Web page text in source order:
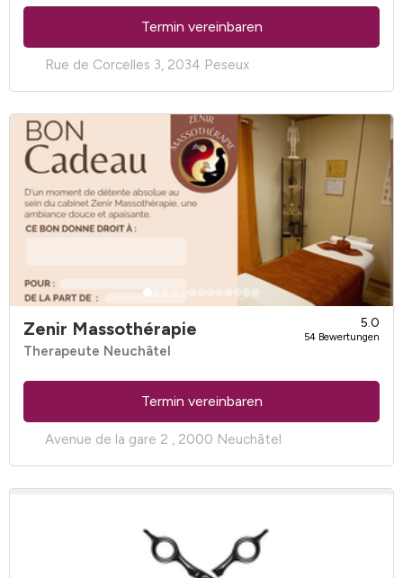
Rue de Corcelles 3, 2034 Peseux
Termin vereinbaren
Zenir Massothérapie 5.0
54 Bewertungen
Therapeute Neuchâtel
Avenue de la gare 2 , 2000 Neuchâtel
Termin vereinbaren